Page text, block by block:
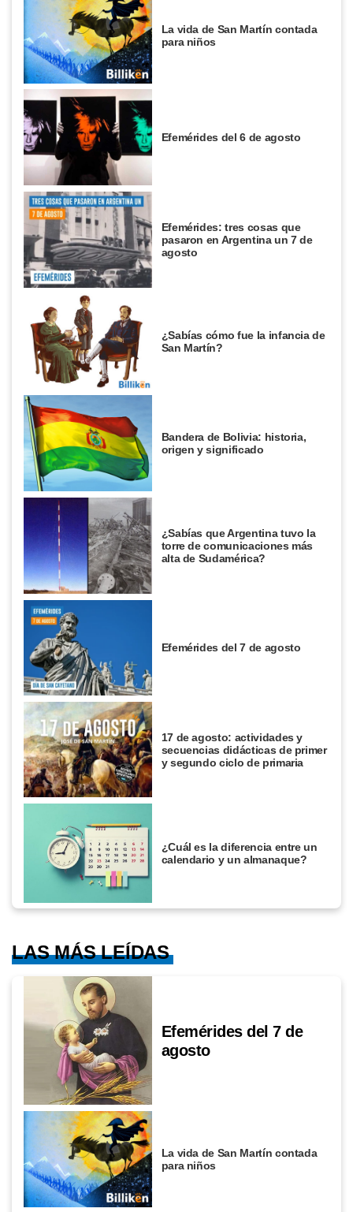
La vida de San Martín contada
para niños
Efemérides del 6 de agosto
Efemérides: tres cosas que
pasaron en Argentina un 7 de
agosto
¿Sabías cómo fue la infancia de
San Martín?
Bandera de Bolivia: historia,
origen y significado
¿Sabías que Argentina tuvo la
torre de comunicaciones más
alta de Sudamérica?
Efemérides del 7 de agosto
17 de agosto: actividades y
secuencias didácticas de primer
y segundo ciclo de primaria
¿Cuál es la diferencia entre un
calendario y un almanaque?
LAS MÁS LEÍDAS
Efemérides del 7 de
agosto
La vida de San Martín contada
para niños